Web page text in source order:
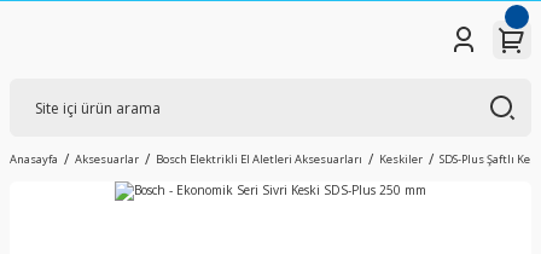
Anasayfa Aksesuarlar Bosch Elektrikli El Aletleri Aksesuarları Keskiler SDS-Plus Şaftlı